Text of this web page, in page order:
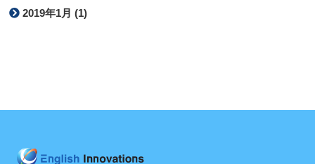
2019年1月 (1)